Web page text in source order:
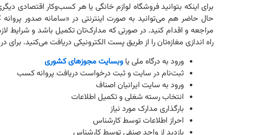
برای اینکه بتوانید فروشگاه لوازم خانگی یا هر کسب‌وکار اقتصادی
حال حاضر هم می‌توانید به صورت اینترنتی در «سامانه صدور
مراجعه و اقدام کنید. در صورتی که مدارک‌‌تان تکمیل باشد و شرایط
راه‌ اندازی مغازه‌تان را از طریق پست الکترونیکی دریافت می‌کنید.
ورود به درگاه ملی یا وبسایت مجوزهای کشوری
ثبت‌نام در سایت و ثبت درخواست دریافت پروانه کسب
ورود به سایت ایرانیان اصناف
انتخاب رسته شغلی و تکمیل اطلاعات
بارگذاری مدارک مورد نیاز
احراز اطلاعات توسط کارشناس